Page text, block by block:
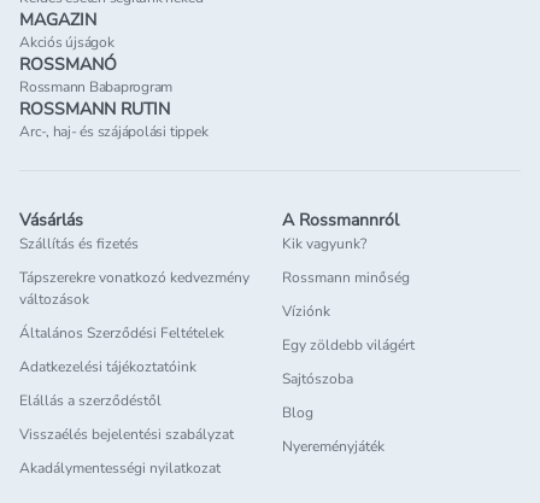
MAGAZIN
Akciós újságok
ROSSMANÓ
Rossmann Babaprogram
ROSSMANN RUTIN
Arc-, haj- és szájápolási tippek
Vásárlás
Szállítás és fizetés
Tápszerekre vonatkozó kedvezmény
változások
Általános Szerződési Feltételek
Adatkezelési tájékoztatóink
Elállás a szerződéstől
Visszaélés bejelentési szabályzat
Akadálymentességi nyilatkozat
A Rossmannról
Kik vagyunk?
Rossmann minőség
Víziónk
Egy zöldebb világért
Sajtószoba
Blog
Nyereményjáték